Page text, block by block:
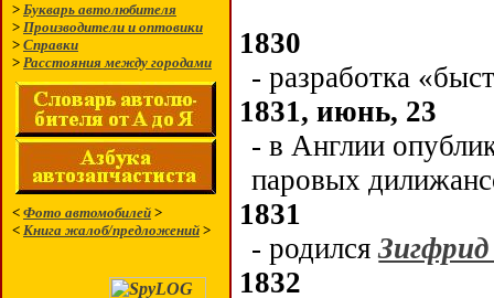
> Букварь автолюбителя
> Производители и оптовики
> Справки
> Расстояния между городами
< Фото автомобилей >
< Книга жалоб/предложений >
1830
- разработка
1831, июнь, 23
- в Англии
паровых
1831
- родился
1832